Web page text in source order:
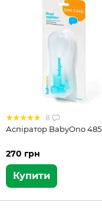
8
Аспіратор BabyOno 485
270 грн
Купити